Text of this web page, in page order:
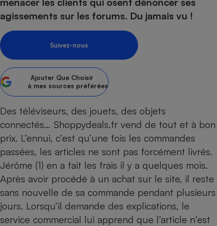
agissements sur les forums. Du jamais vu !
Suivez-nous
Ajouter Que Choisir
à mes sources préférées
Des téléviseurs, des jouets, des objets
connectés… Shoppydeals.fr vend de tout et à bon
prix. L’ennui, c’est qu’une fois les commandes
passées, les articles ne sont pas forcément livrés.
Jérôme (1) en a fait les frais il y a quelques mois.
Après avoir procédé à un achat sur le site, il reste
sans nouvelle de sa commande pendant plusieurs
jours. Lorsqu’il demande des explications, le
service commercial lui apprend que l’article n’est
Sécurité - Hygiène
Supermarché - Drive
Assurance
Banque - Crédit
Epargne - Fiscalité
Mutuelle
Circulation routière
Contrôle technique -
Pièce détachée
Moto
Comparateur auto
Comparatif
Comparatif aspirateur
Comparatif aspirateur
Comparatif cafetière
Comparatif robot cuiseur
Comparatif centrale
Gros électroménager
Comparatif casque audio
Comparatif ultrabook
Comparatif tablette
Image et son
Informatique
Internet
Téléphonie
Crédit immobilier
Comparatif tondeuse
Aménagement
Bricolage - Jardinage
Chauffage
Produit d'entretien
Sécurité domestique
Maladie - Médecine -
Système de santé -
Maison de retraite
Retraite
Choisir son fioul
Choisir son pellet
Comparateur assurance emprunteur
Tous les comparateurs
Toutes les cartes interactives
Speedtest - Testez le débit de votre
connexion Internet